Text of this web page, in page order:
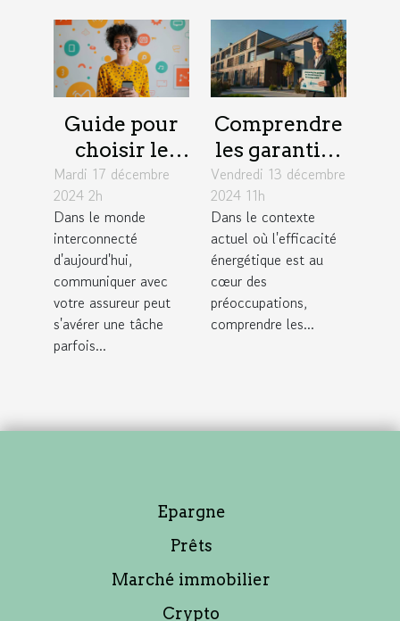
Guide pour
choisir le
meilleur
moyen de
contact avec
votre
assureur
Mardi 17 décembre
2024 2h
Dans le monde
interconnecté
d'aujourd'hui,
communiquer avec
votre assureur peut
s'avérer une tâche
parfois...
Comprendre
les garanties
d'une
assurance
pour audits
énergétiques
Vendredi 13 décembre
2024 11h
Dans le contexte
actuel où l'efficacité
énergétique est au
cœur des
préoccupations,
comprendre les...
Epargne
Prêts
Marché immobilier
Crypto